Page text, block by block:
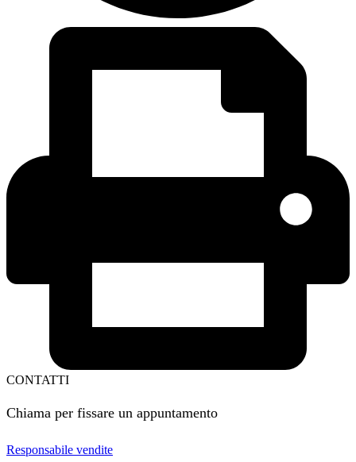
CONTATTI
Chiama per fissare un appuntamento
Responsabile vendite